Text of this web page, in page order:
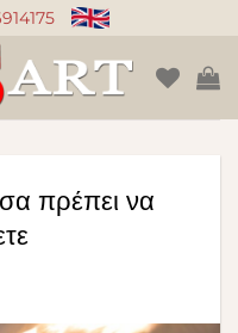
πρέπει να